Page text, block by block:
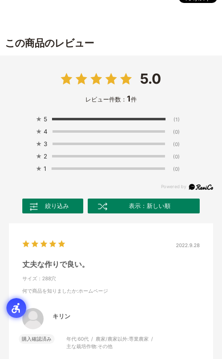
この商品のレビュー
5.0
レビュー件数： 1件
★ 5 (1)
★ 4 (0)
★ 3 (0)
★ 2 (0)
★ 1 (0)
絞り込み 表示：新しい順
2022.9.28
丈夫な作りで良い。
サイズ：288穴
何で商品を知りましたか:ホームページ
キリン
購入確認済み 年代:60代 農家/農家以外:専業農家
主な栽培作物:その他